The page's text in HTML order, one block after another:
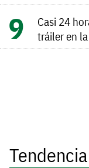
Casi 24
tráiler en
Tendencia